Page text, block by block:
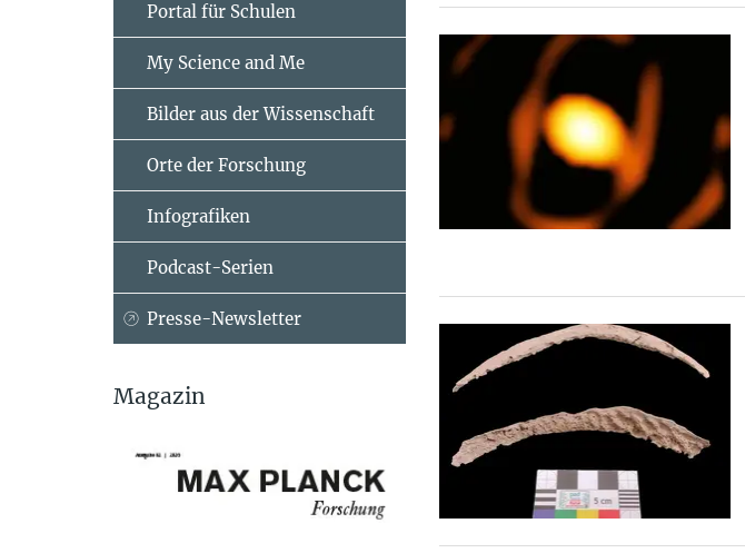
Portal für Schulen
My Science and Me
Bilder aus der Wissenschaft
Orte der Forschung
Infografiken
Podcast-Serien
Presse-Newsletter
Magazin